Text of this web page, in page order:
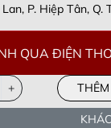
P. Hiệp Tân, Q.
QUA ĐIỆN
+
Thắng - 098305****
-090955****-
Ninh
-082693**** - Khu
Đức. Tp Hồ chí
-098339****-